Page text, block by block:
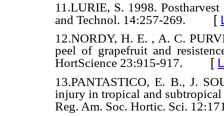
11.LURIE, S. 1998.
and Technol. 14:257-269. [
12.NORDY, H. E. , A. C.
peel of grapefruit and
HortScience 23:915-917. [
13.PANTASTICO, E. B., J.
injury in tropical and
Reg. Am. Soc. Hortic. Sci.